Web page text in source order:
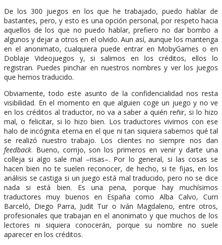
De los 300 juegos en los que he trabajado, puedo hablar de
bastantes, pero, y esto es una opción personal, por respeto hacia
aquellos de los que no puedo hablar, prefiero no dar bombo a
algunos y dejar a otros en el olvido. Aun así, aunque los mantenga
en el anonimato, cualquiera puede entrar en MobyGames o en
Doblaje Videojuegos y, si salimos en los créditos, ellos lo
registran. Puedes pinchar en nuestros nombres y ver los juegos
que hemos traducido.
Obviamente, todo este asunto de la confidencialidad nos resta
visibilidad. En el momento en que alguien coge un juego y no ve
en los créditos al traductor, no va a saber a quién reñir, si lo hizo
mal, o felicitar, si lo hizo bien. Los traductores vivimos con ese
halo de incógnita eterna en el que ni tan siquiera sabemos qué tal
se realizó nuestro trabajo. Los clientes no siempre nos dan
feedback. Bueno, corrijo, son los primeros en venir y darte una
colleja si algo sale mal –risas–. Por lo general, si las cosas se
hacen bien no te suelen reconocer, de hecho, si te fijas, en los
análisis se castiga si un juego está mal traducido, pero no se dice
nada si está bien. Es una pena, porque hay muchísimos
traductores muy buenos en España como Alba Calvo, Curri
Barceló, Diego Parra, Judit Tur o Iván Magdaleno, entre otros,
profesionales que trabajan en el anonimato y que muchos de los
lectores ni siquiera conocerán, porque su nombre no suele
aparecer en los créditos.